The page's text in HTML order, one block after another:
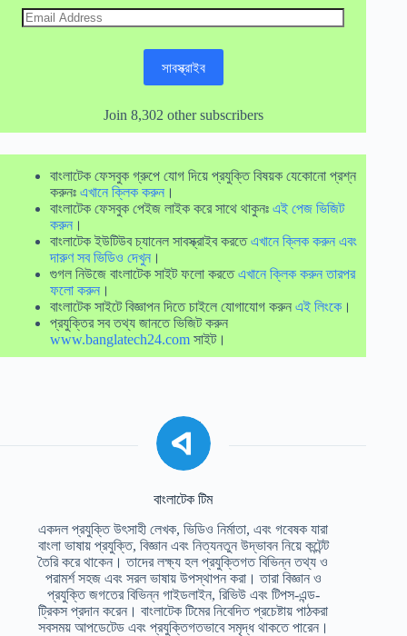
Email
Address
সাবস্ক্রাইব
Join 8,302 other subscribers
বাংলাটেক ফেসবুক গ্রুপে যোগ দিয়ে প্রযুক্তি বিষয়ক যেকোনো প্রশ্ন
করুনঃ এখানে ক্লিক করুন ।
বাংলাটেক ফেসবুক পেইজ লাইক করে সাথে থাকুনঃ এই পেজ ভিজিট
করুন ।
বাংলাটেক ইউটিউব চ্যানেল সাবস্ক্রাইব করতেএখানে ক্লিক করুন এবং
দারুণ সব ভিডিও দেখুন ।
গুগল নিউজে বাংলাটেক সাইট ফলো করতেএখানে ক্লিক করুন তারপর
ফলো করুন ।
বাংলাটেক সাইটে বিজ্ঞাপন দিতে চাইলে যোগাযোগ করুন এই লিংকে ।
প্রযুক্তির সব তথ্য জানতে ভিজিট করুন
www.banglatech24.com সাইট।
বাংলাটেক টিম
একদল প্রযুক্তি উৎসাহী লেখক, ভিডিও নির্মাতা, এবং গবেষক যারা
বাংলা ভাষায় প্রযুক্তি, বিজ্ঞান এবং নিত্যনতুন উদ্ভাবন নিয়ে কন্টেন্ট
তৈরি করে থাকেন। তাদের লক্ষ্য হল প্রযুক্তিগত বিভিন্ন তথ্য ও
পরামর্শ সহজ এবং সরল ভাষায় উপস্থাপন করা। তারা বিজ্ঞান ও
প্রযুক্তি জগতের বিভিন্ন গাইডলাইন, রিভিউ এবং টিপস-এন্ড-
ট্রিকস প্রদান করেন। বাংলাটেক টিমের নিবেদিত প্রচেষ্টায় পাঠকরা
সবসময় আপডেটেড এবং প্রযুক্তিগতভাবে সমৃদ্ধ থাকতে পারেন।